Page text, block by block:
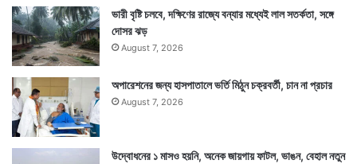
ভারী বৃষ্টি চলবে, দক্ষিণের রাজ্যে বন্যার মধ্যেই লাল সতর্কতা, সঙ্গে
দোসর ঝড়
August 7, 2026
অপারেশনের জন্য হাসপাতালে ভর্তি মিঠুন চক্রবর্তী, চান না প্রচার
August 7, 2026
উদ্বোধনের ১ মাসও হয়নি, অনেক জায়গায় ফাটল, ভাঙন, বেহাল নতুন